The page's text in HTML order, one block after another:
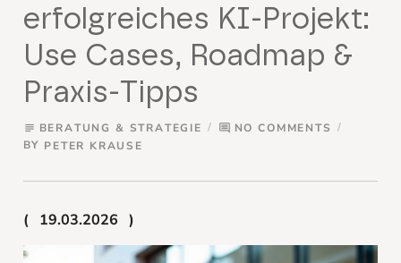
erfolgreiches KI-Projekt:
Use Cases, Roadmap &
Praxis-Tipps
subject BERATUNG & STRATEGIE comment NO COMMENTS
BY PETER KRAUSE
19.03.2026